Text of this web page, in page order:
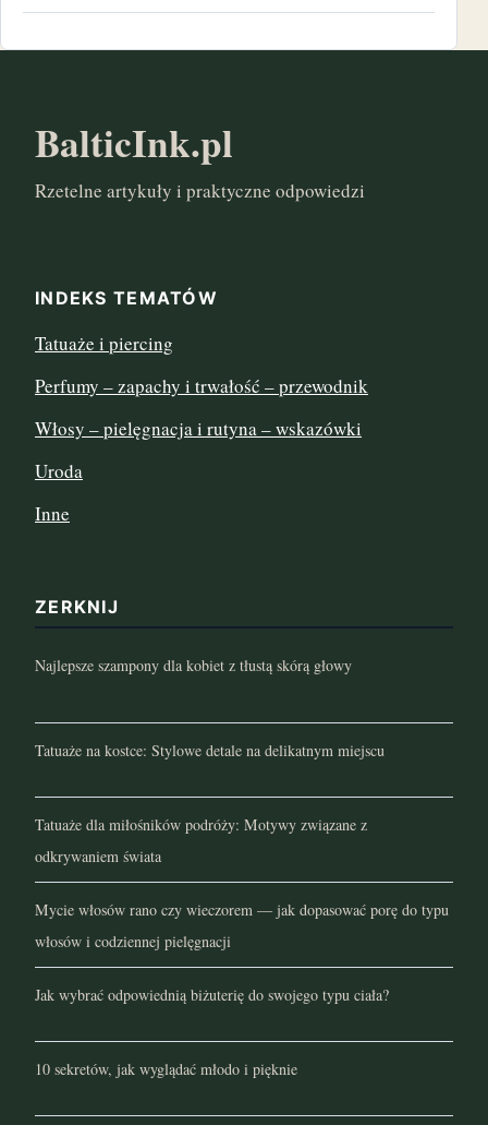
październik 2024
marzec 2024
sierpień 2022
lipiec 2022
kwiecień 2022
luty 2022
styczeń 2022
grudzień 2021
październik 2021
wrzesień 2021
BalticInk.pl
Rzetelne artykuły i praktyczne odpowiedzi
INDEKS TEMATÓW
Tatuaże i piercing
Perfumy – zapachy i trwałość – przewodnik
Włosy – pielęgnacja i rutyna – wskazówki
Uroda
Inne
ZERKNIJ
Najlepsze szampony dla kobiet z tłustą skórą głowy
Tatuaże na kostce: Stylowe detale na delikatnym miejscu
Tatuaże dla miłośników podróży: Motywy związane z
odkrywaniem świata
Mycie włosów rano czy wieczorem — jak dopasować porę do typu
włosów i codziennej pielęgnacji
Jak wybrać odpowiednią biżuterię do swojego typu ciała?
10 sekretów, jak wyglądać młodo i pięknie